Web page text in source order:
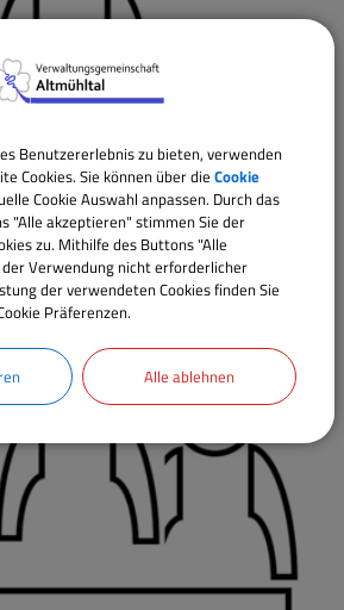
Ausschüsse
Benutzererlebnis zu bieten, verwenden
Cookies. Sie können über die Cookie
Cookie Auswahl anpassen. Durch das
"Alle akzeptieren" stimmen Sie der
zu. Mithilfe des Buttons "Alle
Verwendung nicht erforderlicher
der verwendeten Cookies finden Sie
Präferenzen.
Alle ablehnen